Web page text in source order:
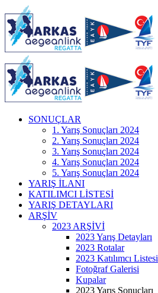
SONUÇLAR
1. Yarış Sonuçları 2024
2. Yarış Sonuçları 2024
3. Yarış Sonuçları 2024
4. Yarış Sonuçları 2024
5. Yarış Sonuçları 2024
YARIŞ İLANI
KATILIMCI LİSTESİ
YARIŞ DETAYLARI
ARŞİV
2023 ARŞİVİ
2023 Yarış Detayları
2023 Rotalar
2023 Katılımcı Listesi
Fotoğraf Galerisi
Kupalar
2023 Yarış Sonuçları